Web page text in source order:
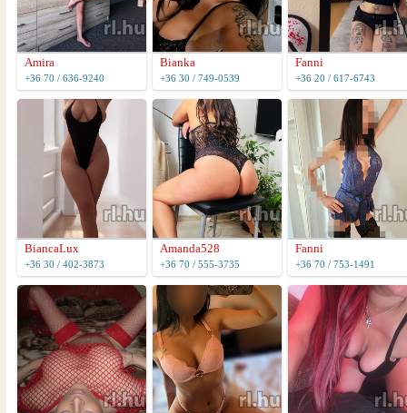
Amira
+36 70 / 636-9240
Bianka
+36 30 / 749-0539
Fanni
+36 20 / 617-6743
BiancaLux
+36 30 / 402-3873
Amanda528
+36 70 / 555-3735
Fanni
+36 70 / 753-1491